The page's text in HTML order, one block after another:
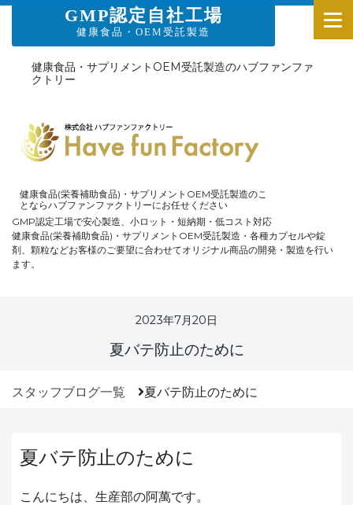
GMP認定自社工場
健康食品・OEM受託製造
健康食品・サプリメントOEM受託製造のハブファンファ
クトリー
健康食品(栄養補助食品)・サプリメントOEM受託製造のこ
とならハブファンファクトリーにお任せください
GMP認定工場で安心製造、小ロット・短納期・低コスト対応
健康食品(栄養補助食品)・サプリメントOEM受託製造・各種カプセルや錠
剤、顆粒などお客様のご要望に合わせてオリジナル商品の開発・製造を行い
ます。
2023年7月20日
夏バテ防止のために
スタッフブログ一覧 夏バテ防止のために
夏バテ防止のために
こんにちは、生産部の阿萬です。